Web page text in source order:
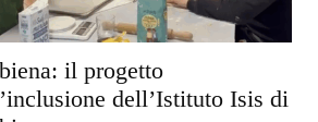
il progetto
dell’Istituto Isis di